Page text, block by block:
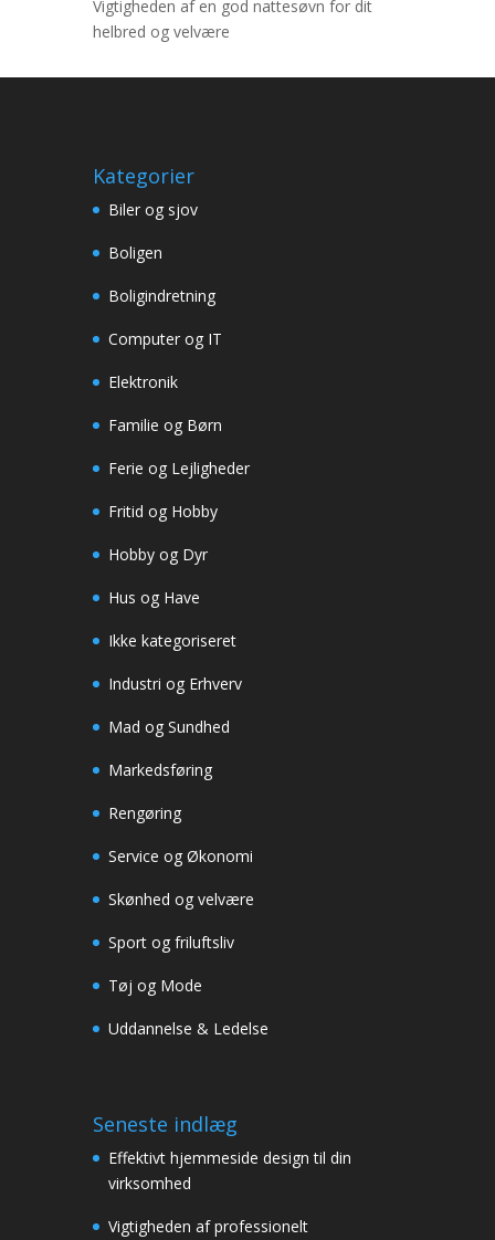
Vigtigheden af en god nattesøvn for dit
helbred og velvære
Kategorier
Biler og sjov
Boligen
Boligindretning
Computer og IT
Elektronik
Familie og Børn
Ferie og Lejligheder
Fritid og Hobby
Hobby og Dyr
Hus og Have
Ikke kategoriseret
Industri og Erhverv
Mad og Sundhed
Markedsføring
Rengøring
Service og Økonomi
Skønhed og velvære
Sport og friluftsliv
Tøj og Mode
Uddannelse & Ledelse
Seneste indlæg
Effektivt hjemmeside design til din
virksomhed
Vigtigheden af professionelt